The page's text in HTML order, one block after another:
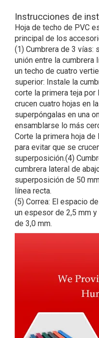
Instrucciones de
Hoja de techo de PVC
principal de los
(1) Cumbrera de 3 vías:
unión entre la cumbrera
un techo de cuatro
superior: Instale la
corte la primera teja por
crucen cuatro hojas en
superpóngalas en una
ensamblarse lo más
Corte la primera hoja
para evitar que se
superposición.(4)
cumbrera lateral de
superposición de 50
línea recta.
(5) Correa: El espacio
un espesor de 2,5 mm
de 3,0 mm.